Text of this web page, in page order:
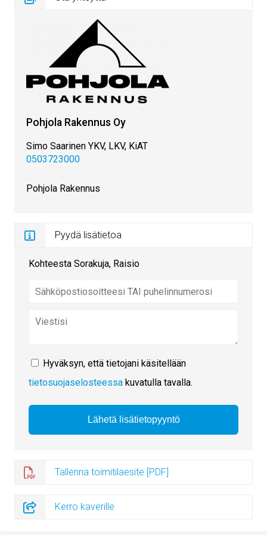
Pohjola Rakennus Oy
Simo Saarinen YKV, LKV, KiAT
0503723000
Pohjola Rakennus
Pyydä lisätietoa
Kohteesta Sorakuja, Raisio
Hyväksyn, että tietojani käsitellään
tietosuojaselosteessa kuvatulla tavalla.
Tallenna toimitilaesite [PDF]
Kerro kaverille